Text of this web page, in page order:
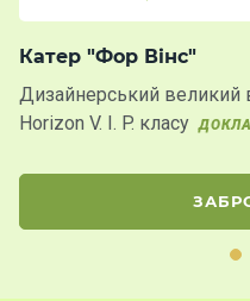
Катер "Фор Вінс"
Дизайнерський великий
Horizon V. I. P. класу